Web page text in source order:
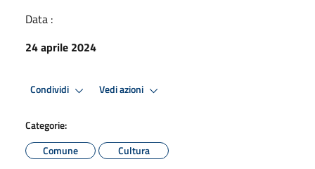
Data :
24 aprile 2024
Condividi Vedi azioni
Categorie:
Comune
Cultura